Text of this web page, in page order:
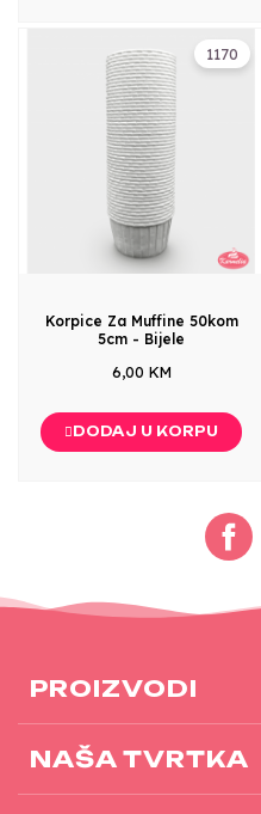
1170
Korpice Za Muffine 50kom
5cm - Bijele
6,00 KM
DODAJ U KORPU
PROIZVODI
NAŠA TVRTKA